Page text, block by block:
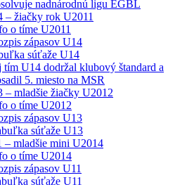
nadnárodnú ligu EGBL
– žiačky rok U2011
o tíme U2011
zápasov U14
súťaže U14
tím U14 dodržal klubový štandard a
5. miesto na MSR
– mladšie žiačky U2012
o tíme U2012
zápasov U13
súťaže U13
– mladšie mini U2014
o tíme U2014
zápasov U11
súťaže U11